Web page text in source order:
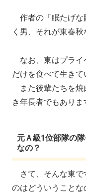
作者の「眠たげ
く男、それが東春秋
なお、東はプラ
だけを食べて生きて
また後輩たちを
き年長者でもありま
元Ａ級1位部隊の
なの？
さて、そんな東で
のはどういうことな